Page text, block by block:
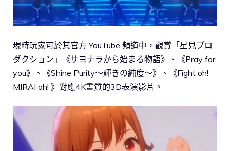
現時玩家可於其官方 YouTube 頻道中，觀賞「星見プロ
ダクション」《サヨナラから始まる物語》、《Pray for
you》、《Shine Purity〜輝きの純度〜》、《Fight oh!
MIRAI oh! 》對應4K畫質的3D表演影片。